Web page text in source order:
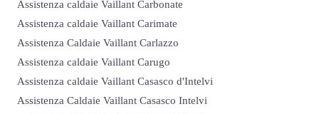
Assistenza caldaie Vaillant Carbonate
Assistenza caldaie Vaillant Carimate
Assistenza Caldaie Vaillant Carlazzo
Assistenza caldaie Vaillant Carugo
Assistenza caldaie Vaillant Casasco d'Intelvi
Assistenza Caldaie Vaillant Casasco Intelvi